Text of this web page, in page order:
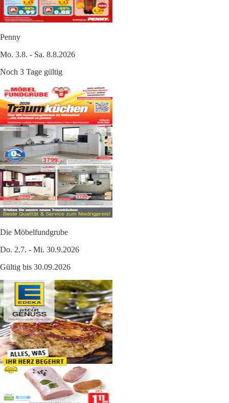
Penny
Mo. 3.8. - Sa. 8.8.2026
Noch 3 Tage gültig
Die Möbelfundgrube
Do. 2.7. - Mi. 30.9.2026
Gültig bis 30.09.2026